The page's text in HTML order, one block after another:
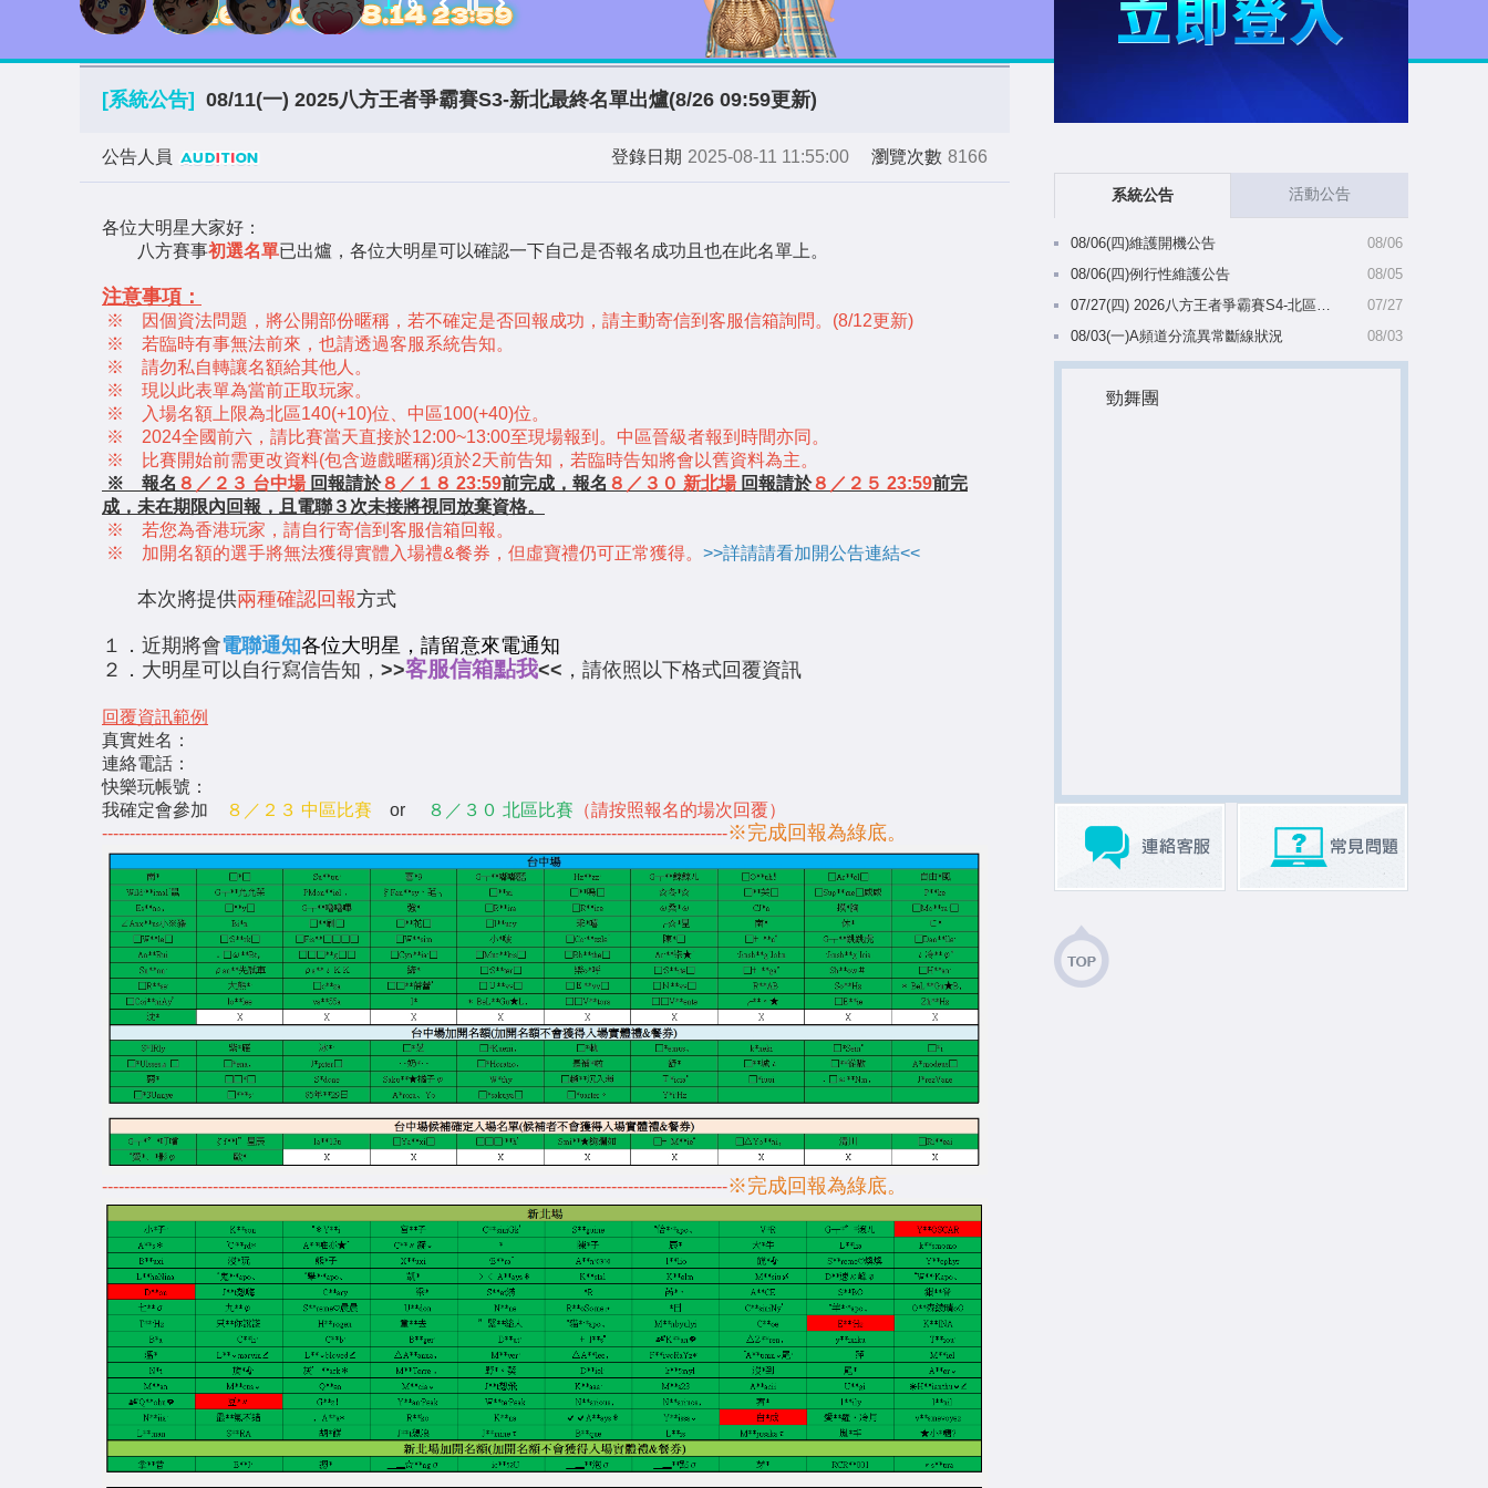
[系統公告] 08/11(一) 2025八方王者爭霸賽S3-新北最終名單出爐(8/26 09:59更新)
公告人員 登錄日期 2025-08-11 11:55:00 瀏覽次數 8166
各位大明星大家好：
八方賽事初選名單已出爐，各位大明星可以確認一下自己是否報名成功且也在此名單上。
注意事項：
※ 因個資法問題，將公開部份暱稱，若不確定是否回報成功，請主動寄信到客服信箱詢問。(8/12更新)
※ 若臨時有事無法前來，也請透過客服系統告知。
※ 請勿私自轉讓名額給其他人。
※ 現以此表單為當前正取玩家。
※ 入場名額上限為北區140(+10)位、中區100(+40)位。
※ 2024全國前六，請比賽當天直接於12:00~13:00至現場報到。中區晉級者報到時間亦同。
※ 比賽開始前需更改資料(包含遊戲暱稱)須於2天前告知，若臨時告知將會以舊資料為主。
※ 報名 ８／２３ 台中場 回報請於８／１８ 23:59前完成，報名 ８／３０ 新北場 回報請於８／２５ 23:59前完
成，未在期限內回報，且電聯３次未接將視同放棄資格。
※ 若您為香港玩家，請自行寄信到客服信箱回報。
※ 加開名額的選手將無法獲得實體入場禮&餐券，但虛寶禮仍可正常獲得。 >>詳請請看加開公告連結<<
本次將提供兩種確認回報方式
１．近期將會電聯通知各位大明星，請留意來電通知
２．大明星可以自行寫信告知， >>客服信箱點我<< ，請依照以下格式回覆資訊
回覆資訊範例
真實姓名：
連絡電話：
快樂玩帳號：
我確定會參加
８／２３ 中區比賽 or ８／３０ 北區比賽 （請按照報名的場次回覆）
-----------------------------------------------------------------------------------------------------------------※完成回報為綠底。
-----------------------------------------------------------------------------------------------------------------※完成回報為綠底。
系統公告
08/06(四)維護開機公告
08/06
08/06(四)例行性維護公告
08/05
07/27(四) 2026八方王者爭霸賽S4-北區備選名單陸續出爐(8/5 10:28更新)
07/27
08/03(一)A頻道分流異常斷線狀況
08/03
活動公告
勁舞團